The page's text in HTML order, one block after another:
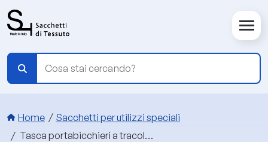
Briciole di pane
Home
Sacchetti per utilizzi speciali
Tasca portabicchieri a tracolla in tnt